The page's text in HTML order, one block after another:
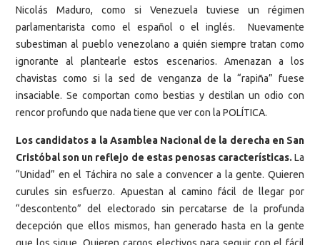
Nicolás Maduro, como si Venezuela tuviese un régimen
parlamentarista como el español o el inglés. Nuevamente
subestiman al pueblo venezolano a quién siempre tratan como
ignorante al plantearle estos escenarios. Amenazan a los
chavistas como si la sed de venganza de la “rapiña” fuese
insaciable. Se comportan como bestias y destilan un odio con
rencor profundo que nada tiene que ver con la POLÍTICA.
Los candidatos a la Asamblea Nacional de la derecha en San
Cristóbal son un reflejo de estas penosas características. La
“Unidad” en el Táchira no sale a convencer a la gente. Quieren
curules sin esfuerzo. Apuestan al camino fácil de llegar por
“descontento” del electorado sin percatarse de la profunda
decepción que ellos mismos, han generado hasta en la gente